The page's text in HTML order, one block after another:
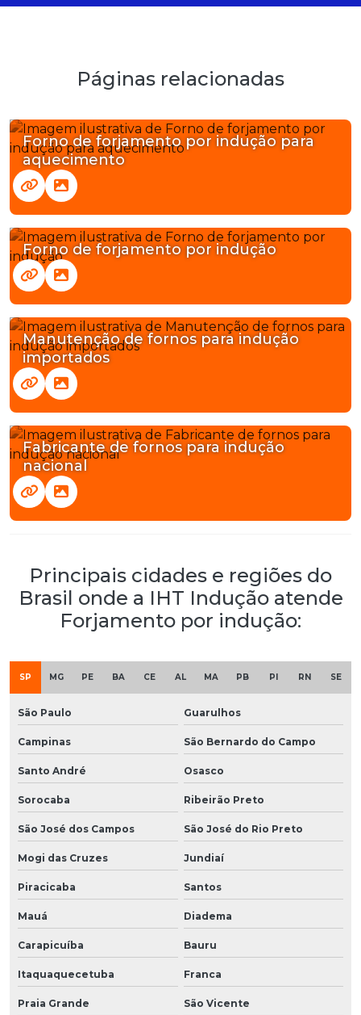
Páginas relacionadas
Forno de forjamento por indução para
aquecimento
Forno de forjamento por indução
Manutenção de fornos para indução
importados
Fabricante de fornos para indução
nacional
Principais cidades e regiões do
Brasil onde a IHT Indução atende
Forjamento por indução:
SP MG PE BA CE AL MA PB PI RN SE
São Paulo Guarulhos
Campinas São Bernardo do Campo
Santo André Osasco
Sorocaba Ribeirão Preto
São José dos Campos São José do Rio Preto
Mogi das Cruzes Jundiaí
Piracicaba Santos
Mauá Diadema
Carapicuíba Bauru
Itaquaquecetuba Franca
Praia Grande São Vicente